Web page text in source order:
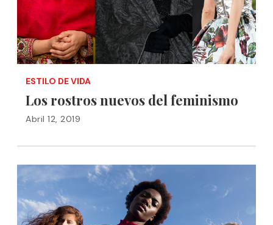
ESTILO DE VIDA
Los rostros nuevos del feminismo
Abril 12, 2019